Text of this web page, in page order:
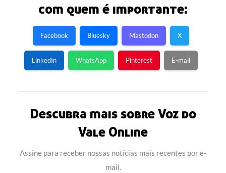
com quem é importante:
Facebook Bluesky Mastodon X
LinkedIn WhatsApp Pinterest E-mail
Descubra mais sobre Voz do
Vale Online
Assine para receber nossas notícias mais recentes por e-
mail.